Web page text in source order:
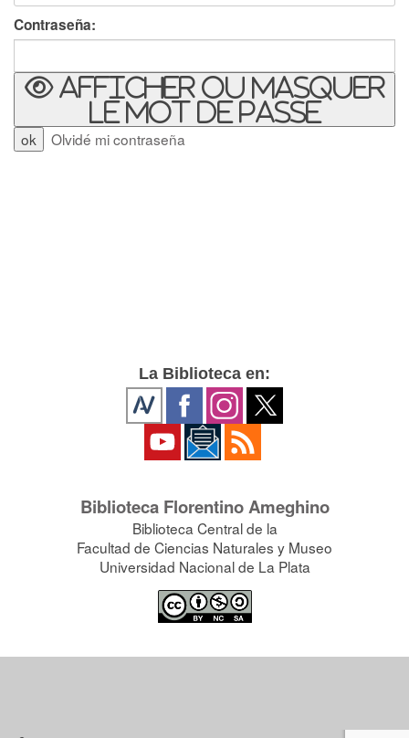
Contraseña:
Afficher ou masquer
le mot de passe
Olvidé mi contraseña
La Biblioteca en:
Biblioteca Florentino Ameghino
Biblioteca Central de la
Facultad de Ciencias Naturales y Museo
Universidad Nacional de La Plata